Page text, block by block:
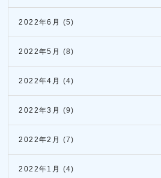
2022年6月 (5)
2022年5月 (8)
2022年4月 (4)
2022年3月 (9)
2022年2月 (7)
2022年1月 (4)